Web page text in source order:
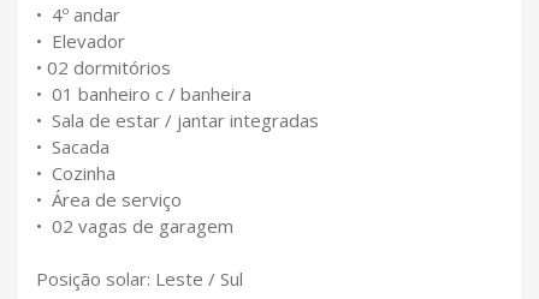
• 4º andar
• Elevador
• 02 dormitórios
• 01 banheiro c / banheira
• Sala de estar / jantar integradas
• Sacada
• Cozinha
• Área de serviço
• 02 vagas de garagem
Posição solar: Leste / Sul